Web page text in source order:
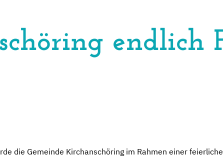
endlich
die Gemeinde Kirchanschöring im Rahmen einer